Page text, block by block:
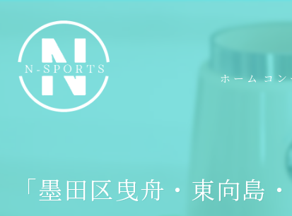
ホーム コ
「墨田区曳舟・東向島